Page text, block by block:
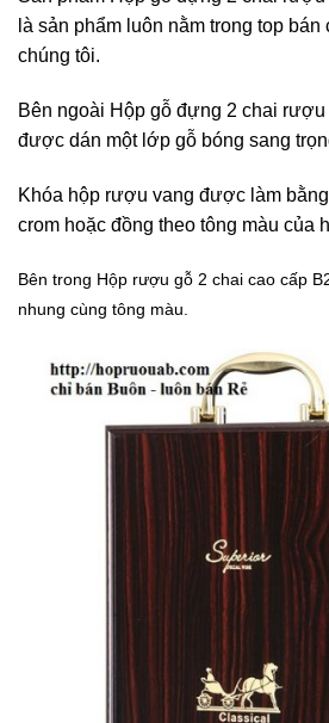
là sản phẩm luôn nằm trong top
chúng tôi.
Bên ngoài Hộp gỗ đựng 2 chai
được dán một lớp gỗ bóng sang
Khóa hộp rượu vang được làm
crom hoặc đồng theo tông màu của
Bên trong Hộp rượu gỗ 2 chai cao cấp
nhung cùng tông màu.